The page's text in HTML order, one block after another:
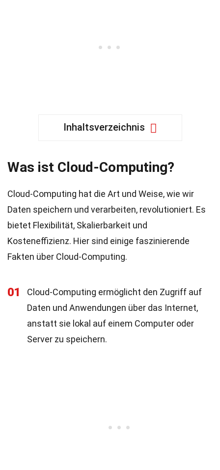
Inhaltsverzeichnis
Was ist Cloud-Computing?
Cloud-Computing hat die Art und Weise, wie wir
Daten speichern und verarbeiten, revolutioniert. Es
bietet Flexibilität, Skalierbarkeit und
Kosteneffizienz. Hier sind einige faszinierende
Fakten über Cloud-Computing.
01
Cloud-Computing ermöglicht den Zugriff auf
Daten und Anwendungen über das Internet,
anstatt sie lokal auf einem Computer oder
Server zu speichern.